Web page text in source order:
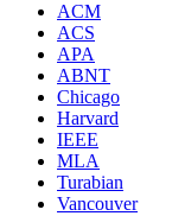
ACM
ACS
APA
ABNT
Chicago
Harvard
IEEE
MLA
Turabian
Vancouver